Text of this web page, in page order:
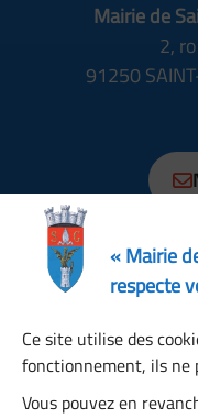
Mairie de
2,
91250
Lundi, Mardi,« Mairie
respecte
Ce site utilise des
fonctionnement, ils ne
Vous pouvez en